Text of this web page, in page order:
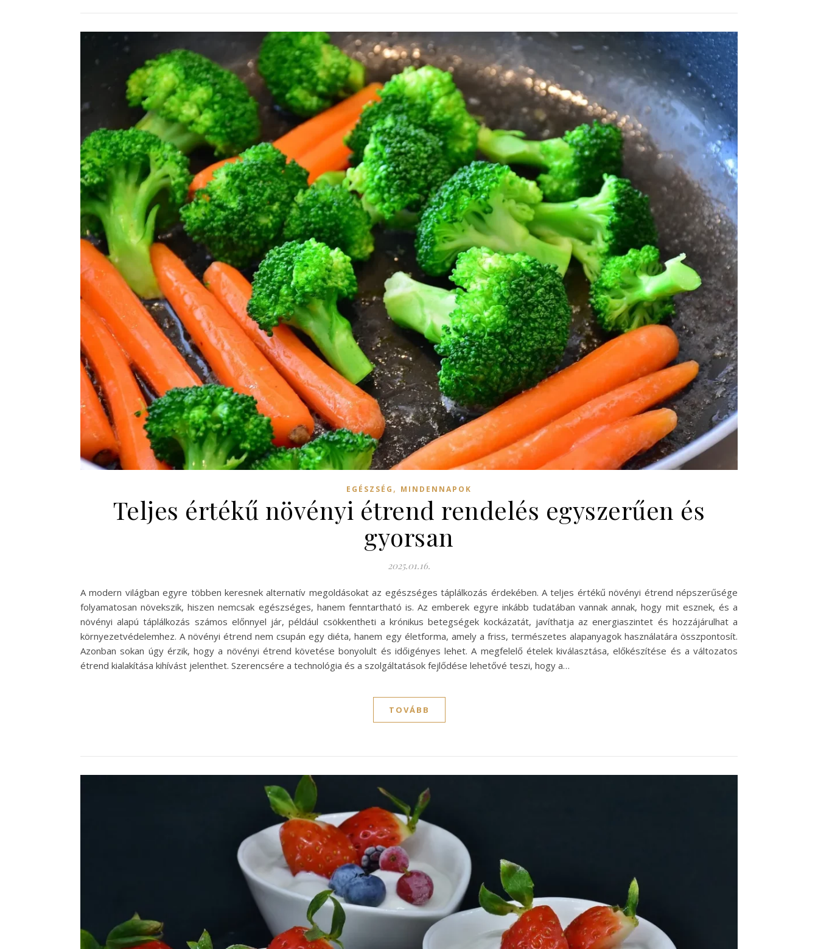
EGÉSZSÉG , MINDENNAPOK
Teljes értékű növényi étrend rendelés egyszerűen és
gyorsan
2025.01.16.
A modern világban egyre többen keresnek alternatív megoldásokat az egészséges táplálkozás érdekében. A teljes értékű növényi étrend népszerűsége
folyamatosan növekszik, hiszen nemcsak egészséges, hanem fenntartható is. Az emberek egyre inkább tudatában vannak annak, hogy mit esznek, és a
növényi alapú táplálkozás számos előnnyel jár, például csökkentheti a krónikus betegségek kockázatát, javíthatja az energiaszintet és hozzájárulhat a
környezetvédelemhez. A növényi étrend nem csupán egy diéta, hanem egy életforma, amely a friss, természetes alapanyagok használatára összpontosít.
Azonban sokan úgy érzik, hogy a növényi étrend követése bonyolult és időigényes lehet. A megfelelő ételek kiválasztása, előkészítése és a változatos
étrend kialakítása kihívást jelenthet. Szerencsére a technológia és a szolgáltatások fejlődése lehetővé teszi, hogy a…
TOVÁBB